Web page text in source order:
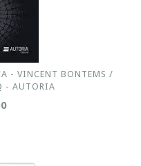
- VINCENT BONTEMS /
- AUTORIA